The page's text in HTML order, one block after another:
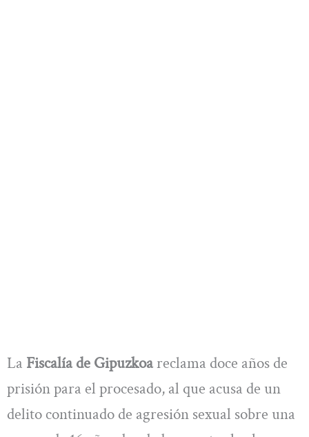
La Fiscalía de Gipuzkoareclama doce años de
prisión para el procesado, al que acusa de un
delito continuado de agresión sexual sobre una